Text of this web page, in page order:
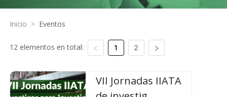
Inicio > Eventos
12 elementos en total: 1 2
VII Jornadas IIATA